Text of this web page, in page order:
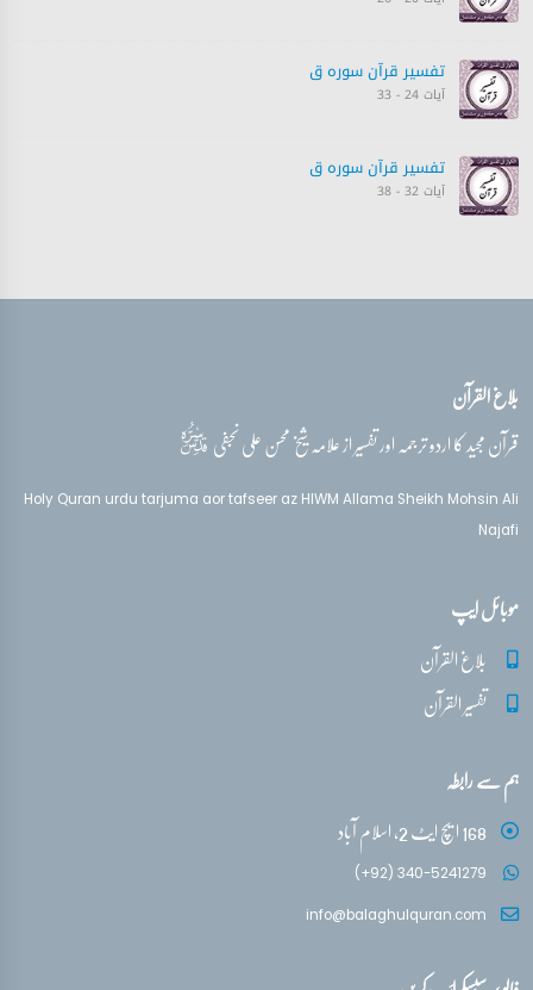
تفسیر قرآن سورہ ‎ق
آیات 24 - 33
تفسیر قرآن سورہ ‎ق
آیات 32 - 38
بلاغ القرآن
قرآن مجید کا اردو ترجمہ اور تفسیر از علامہ شیخ محسن علی نجفیقدس‌سره
Holy Quran urdu tarjuma aor tafseer az HIWM Allama Sheikh Mohsin Ali
Najafi
موبائل ایپ
بلاغ القرآن
تفسیر القرآن
ہم سے رابطہ
168 ایچ ایٹ 2، اسلام آباد
(+92) 340-5241279
info@balaghulquran.com